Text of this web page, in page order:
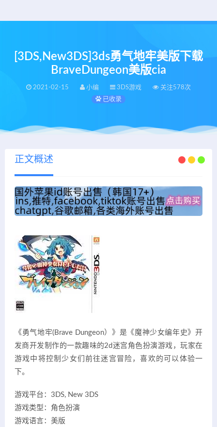
[3DS,New3DS]3ds勇气地牢美版下载
BraveDungeon美版cia
2021-02-15 小编 3DS游戏
关注578次
已收录
正文概述
《勇气地牢(Brave Dungeon）》是《魔神少女编年史》开
发商开发制作的一款趣味的2d迷宫角色扮演游戏，玩家在
游戏中将控制少女们前往迷宫冒险，喜欢的可以体验一
下。
游戏平台：3DS, New 3DS
游戏类型：角色扮演
游戏语言：美版